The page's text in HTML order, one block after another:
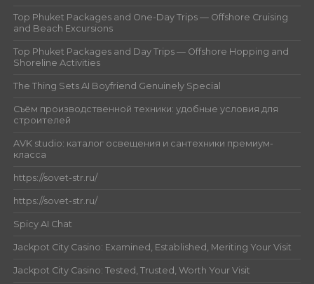
Top Phuket Packages and One-Day Trips — Offshore Cruising
and Beach Excursions
Top Phuket Packages and Day Trips — Offshore Hopping and
Shoreline Activities
The Thing Sets AI Boyfriend Genuinely Special
Съём производственной техники: удобные условия для
строителей
AVK studio: каталог освещения и сантехники премиум-
класса
https://sovet-str.ru/
https://sovet-str.ru/
Spicy AI Chat
Jackpot City Casino: Examined, Established, Meriting Your Visit
Jackpot City Casino: Tested, Trusted, Worth Your Visit